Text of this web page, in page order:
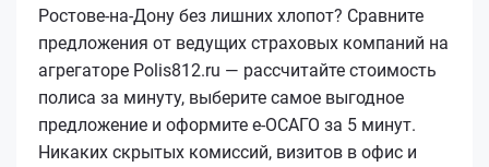
Ростове-на-Дону без лишних хлопот? Сравните
предложения от ведущих страховых компаний на
агрегаторе Polis812.ru — рассчитайте стоимость
полиса за минуту, выберите самое выгодное
предложение и оформите е‑ОСАГО за 5 минут.
Никаких скрытых комиссий, визитов в офис и